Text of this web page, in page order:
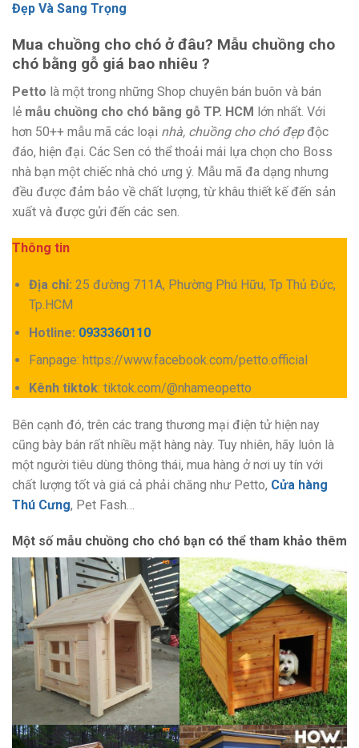
Đẹp Và Sang Trọng
Mua chuồng cho chó ở đâu? Mẫu chuồng cho
chó bằng gỗ giá bao nhiêu ?
Petto là một trong những Shop chuyên bán buôn và bán
lẻ mẫu chuồng cho chó bằng gỗ TP. HCM lớn nhất. Với
hơn 50++ mẫu mã các loại nhà, chuồng cho chó đẹpđộc
đáo, hiện đại. Các Sen có thể thoải mái lựa chọn cho Boss
nhà bạn một chiếc nhà chó ưng ý. Mẫu mã đa dạng nhưng
đều được đảm bảo về chất lượng, từ khâu thiết kế đến sản
xuất và được gửi đến các sen.
Thông tin
Địa chỉ: 25 đường 711A, Phường Phú Hữu, Tp Thủ Đức,
Tp.HCM
Hotline: 0933360110
Fanpage: https://www.facebook.com/petto.official
Kênh tiktok: tiktok.com/@nhameopetto
Bên cạnh đó, trên các trang thương mại điện tử hiện nay
cũng bày bán rất nhiều mặt hàng này. Tuy nhiên, hãy luôn là
một người tiêu dùng thông thái, mua hàng ở nơi uy tín với
chất lượng tốt và giá cả phải chăng như Petto, Cửa hàng
Thú Cưng, Pet Fash…
Một số mẫu chuồng cho chó bạn có thể tham khảo thêm